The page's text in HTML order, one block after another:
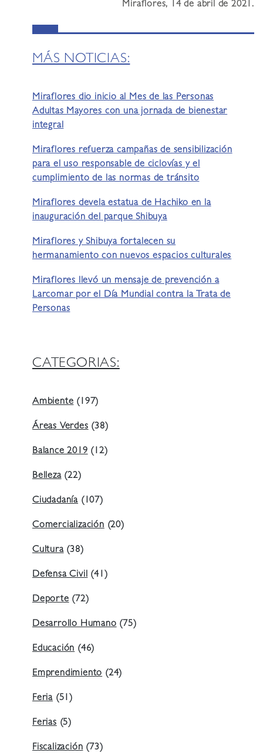
Miraflores, 14 de abril de 2021.
MÁS NOTICIAS:
Miraflores dio inicio al Mes de las Personas
Adultas Mayores con una jornada de bienestar
integral
Miraflores refuerza campañas de sensibilización
para el uso responsable de ciclovías y el
cumplimiento de las normas de tránsito
Miraflores devela estatua de Hachiko en la
inauguración del parque Shibuya
Miraflores y Shibuya fortalecen su
hermanamiento con nuevos espacios culturales
Miraflores llevó un mensaje de prevención a
Larcomar por el Día Mundial contra la Trata de
Personas
CATEGORIAS:
Ambiente (197)
Áreas Verdes (38)
Balance 2019 (12)
Belleza(22)
Ciudadanía (107)
Comercialización (20)
Cultura(38)
Defensa Civil (41)
Deporte (72)
Desarrollo Humano (75)
Educación (46)
Emprendimiento (24)
Feria (51)
Ferias (5)
Fiscalización (73)